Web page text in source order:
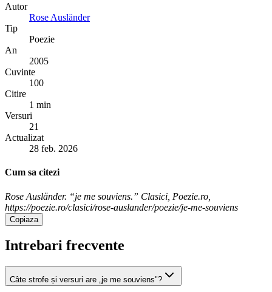
Autor
Rose Ausländer
Tip
Poezie
An
2005
Cuvinte
100
Citire
1 min
Versuri
21
Actualizat
28 feb. 2026
Cum sa citezi
Rose Ausländer. “je me souviens.” Clasici, Poezie.ro,
https://poezie.ro/clasici/rose-auslander/poezie/je-me-souviens
Copiaza
Intrebari frecvente
Câte strofe și versuri are „je me souviens"?